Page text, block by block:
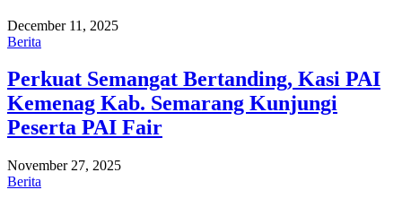
December 11, 2025
Berita
Perkuat Semangat Bertanding, Kasi PAI
Kemenag Kab. Semarang Kunjungi
Peserta PAI Fair
November 27, 2025
Berita